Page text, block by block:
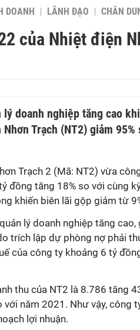
DOANH LÃNH ĐẠO CHÂN
của Nhiệt điện
lý doanh nghiệp tăng cao
Trạch (NT2) giảm
Trạch 2 (Mã: NT2) vừa
đồng tăng 18% so với cùng
khiến biên lãi gộp giảm từ
lý doanh nghiệp tăng
trích lập dự phòng nợ phải
của công ty khoảng 6 tỷ
thu của NT2 là 8.786 tăng
năm 2021. Như vậy, công
lợi nhuận.